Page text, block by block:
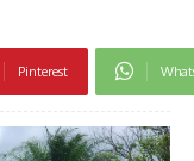
Pinterest